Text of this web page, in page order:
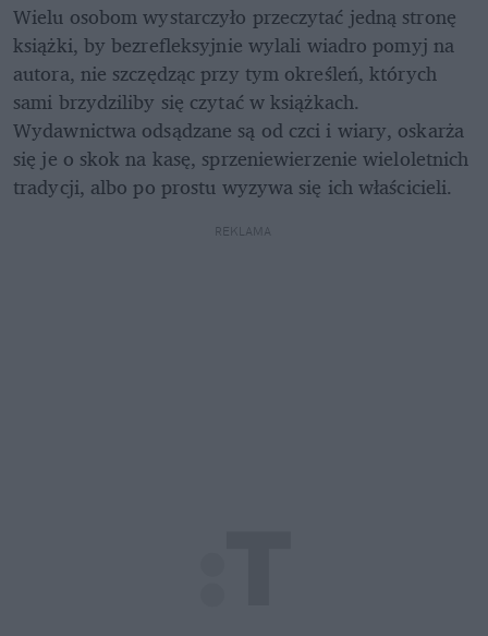
Wielu osobom wystarczyło przeczytać jedną stronę
książki, by bezrefleksyjnie wylali wiadro pomyj na
autora, nie szczędząc przy tym określeń, których
sami brzydziliby się czytać w książkach.
Wydawnictwa odsądzane są od czci i wiary, oskarża
się je o skok na kasę, sprzeniewierzenie wieloletnich
tradycji, albo po prostu wyzywa się ich właścicieli.
REKLAMA